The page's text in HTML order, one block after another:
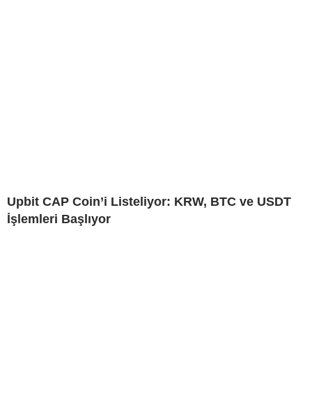
Upbit CAP Coin’i Listeliyor: KRW, BTC ve USDT
İşlemleri Başlıyor